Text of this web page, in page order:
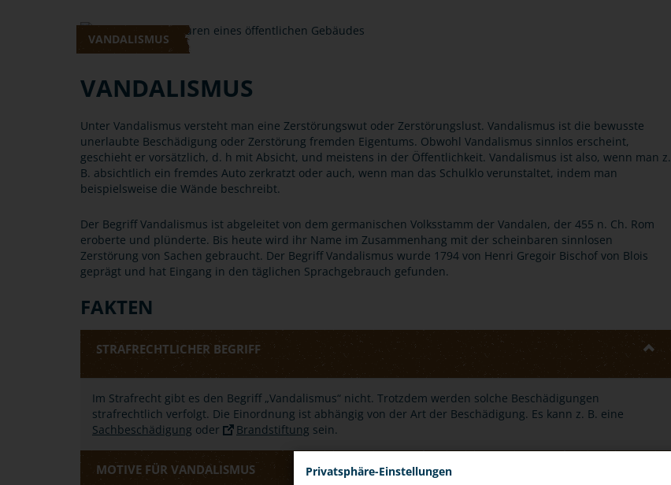
VANDALISMUS
VANDALISMUS
Unter Vandalismus versteht man eine Zerstörungswut oder Zerstörungslust. Vandalismus ist die bewusste
unerlaubte Beschädigung oder Zerstörung fremden Eigentums. Obwohl Vandalismus sinnlos erscheint,
geschieht er vorsätzlich, d. h mit Absicht, und meistens in der Öffentlichkeit. Vandalismus ist also, wenn man z.
B. absichtlich ein fremdes Auto zerkratzt oder auch, wenn man das Schulklo verunstaltet, indem man
beispielsweise die Wände beschreibt.
Der Begriff Vandalismus ist abgeleitet von dem germanischen Volksstamm der Vandalen, der 455 n. Ch. Rom
eroberte und plünderte. Bis heute wird ihr Name im Zusammenhang mit der scheinbaren sinnlosen
Zerstörung von Sachen gebraucht. Der Begriff Vandalismus wurde 1794 von Henri Gregoir Bischof von Blois
geprägt und hat Eingang in den täglichen Sprachgebrauch gefunden.
FAKTEN
STRAFRECHTLICHER BEGRIFF
Im Strafrecht gibt es den Begriff „Vandalismus“ nicht. Trotzdem werden solche Beschädigungen
strafrechtlich verfolgt. Die Einordnung ist abhängig von der Art der Beschädigung. Es kann z. B. eine
Sachbeschädigung oder Brandstiftung sein.
MOTIVE FÜR VANDALISMUS Privatsphäre-Einstellungen